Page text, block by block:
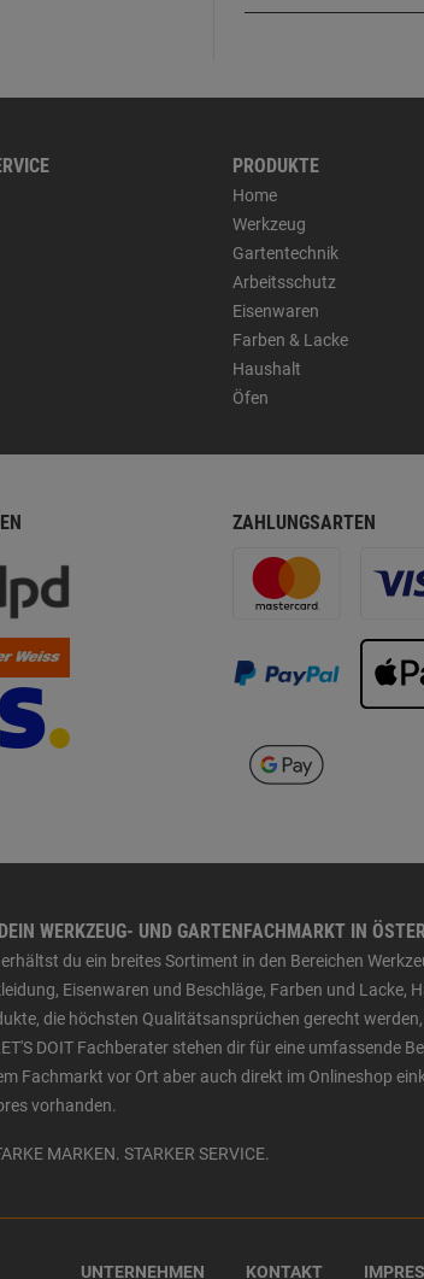
PRODUKTE
Home
Werkzeug
Gartentechnik
Arbeitsschutz
Eisenwaren
Farben & Lacke
Haushalt
Öfen
ZAHLUNGSARTEN
WERKZEUG- UND GARTENFACHMARKT IN
erhältst du ein breites Sortiment in den Bereichen
Eisenwaren und Beschläge, Farben und Lacke,
die höchsten Qualitätsansprüchen gerecht
DOIT Fachberater stehen dir für eine umfassende
Fachmarkt vor Ort aber auch direkt im Onlineshop
vorhanden.
MARKEN. STARKER SERVICE.
UNTERNEHMEN KONTAKT